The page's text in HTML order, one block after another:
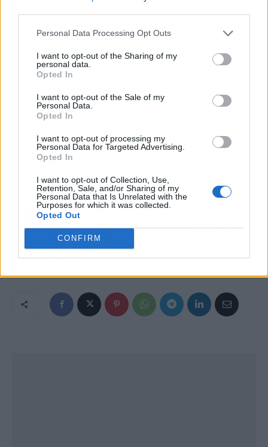
Personal Data Processing Opt Outs
I want to opt-out of the Sharing of my
personal data.
Opted In
I want to opt-out of the Sale of my
Personal Data.
Opted In
I want to opt-out of processing my
Personal Data for Targeted Advertising.
Opted In
I want to opt-out of Collection, Use,
Retention, Sale, and/or Sharing of my
Personal Data that Is Unrelated with the
Purposes for which it was collected.
Opted Out
CONFIRM
adaptarse a un entorno donde la tecnología y la
gestión eficiente marcan la diferencia.
estas jornadas ofrecen una oportunidad única
para descubrir cómo combinar
el crecimiento y la sostenibilidad de la farmacia
del futuro.
Artículo anterior
Gazpacho andaluz: la
errores que comete
hasta tu cuñado el
sevillano
Artículo siguiente